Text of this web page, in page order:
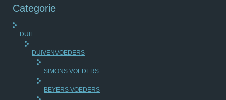
Categorie
DUIF
DUIVENVOEDERS
SIMONS VOEDERS
BEYERS VOEDERS